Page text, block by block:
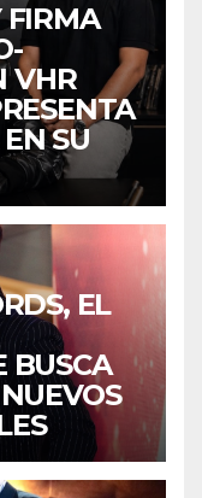
FIRMA
VHR
SU
EL
BUSCA